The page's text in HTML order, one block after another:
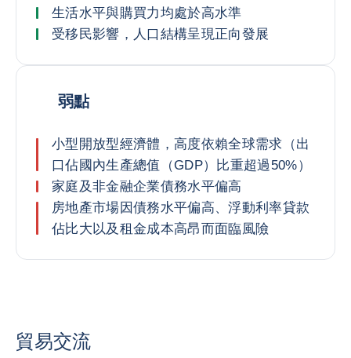
生活水平與購買力均處於高水準
受移民影響，人口結構呈現正向發展
弱點
小型開放型經濟體，高度依賴全球需求（出
口佔國內生產總值（GDP）比重超過50%）
家庭及非金融企業債務水平偏高
房地產市場因債務水平偏高、浮動利率貸款
佔比大以及租金成本高昂而面臨風險
貿易交流